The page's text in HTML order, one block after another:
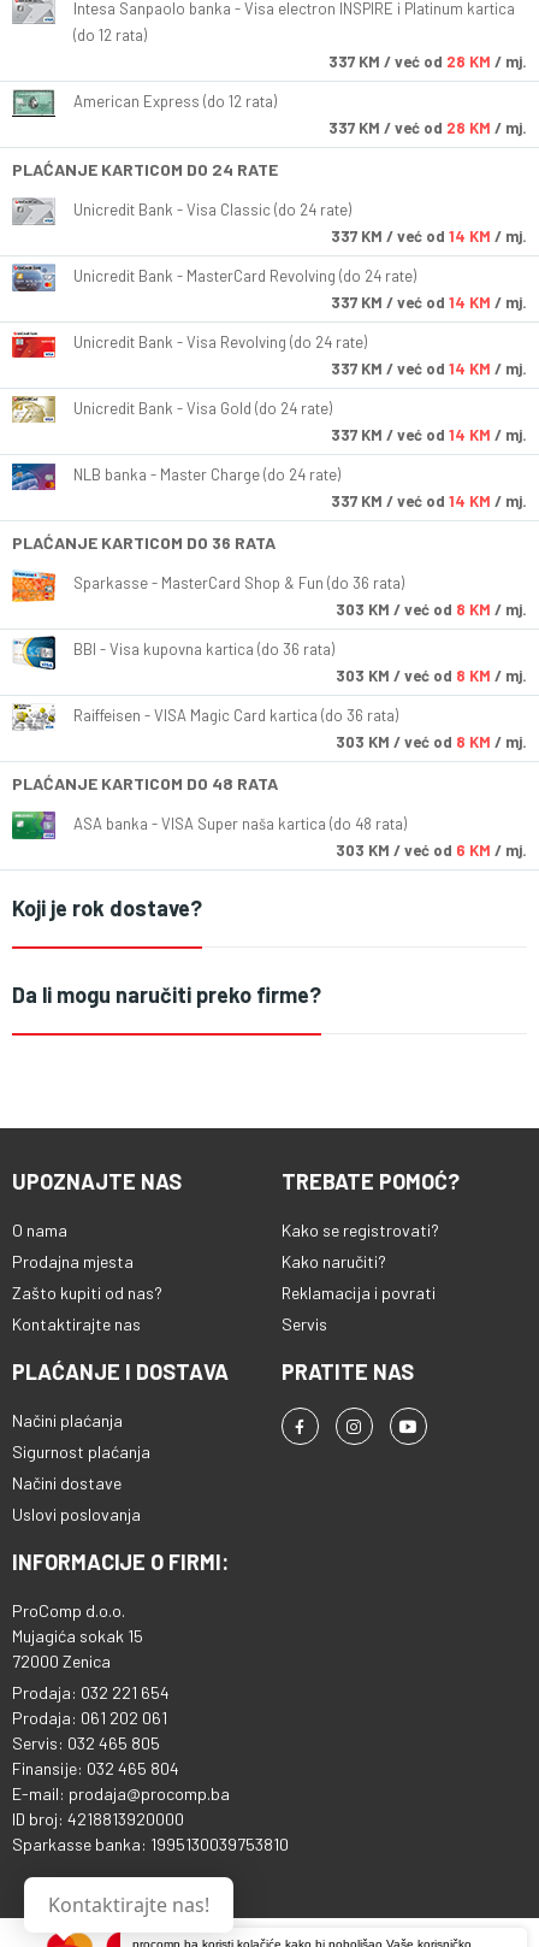
procomp.ba koristi kolačiće kako bi poboljšao Vaše korisničko
Intesa Sanpaolo banka - Visa electron INSPIRE i Platinum kartica
(do 12 rata)
337 KM / već od 28 KM / mj.
American Express (do 12 rata)
337 KM / već od 28 KM / mj.
PLAĆANJE KARTICOM DO 24 RATE
Unicredit Bank - Visa Classic (do 24 rate)
337 KM / već od 14 KM / mj.
Unicredit Bank - MasterCard Revolving (do 24 rate)
337 KM / već od 14 KM / mj.
Unicredit Bank - Visa Revolving (do 24 rate)
337 KM / već od 14 KM / mj.
Unicredit Bank - Visa Gold (do 24 rate)
337 KM / već od 14 KM / mj.
NLB banka - Master Charge (do 24 rate)
337 KM / već od 14 KM / mj.
PLAĆANJE KARTICOM DO 36 RATA
Sparkasse - MasterCard Shop & Fun (do 36 rata)
303 KM / već od 8 KM / mj.
BBI - Visa kupovna kartica (do 36 rata)
303 KM / već od 8 KM / mj.
Raiffeisen - VISA Magic Card kartica (do 36 rata)
303 KM / već od 8 KM / mj.
PLAĆANJE KARTICOM DO 48 RATA
ASA banka - VISA Super naša kartica (do 48 rata)
303 KM / već od 6 KM / mj.
Koji je rok dostave?
Da li mogu naručiti preko firme?
UPOZNAJTE NAS
O nama
Prodajna mjesta
Zašto kupiti od nas?
Kontaktirajte nas
TREBATE POMOĆ?
Kako se registrovati?
Kako naručiti?
Reklamacija i povrati
Servis
PLAĆANJE I DOSTAVA
Načini plaćanja
Sigurnost plaćanja
Načini dostave
Uslovi poslovanja
PRATITE NAS
INFORMACIJE O FIRMI:
ProComp d.o.o.
Mujagića sokak 15
72000 Zenica
Prodaja: 032 221 654
Prodaja: 061 202 061
Servis: 032 465 805
Finansije: 032 465 804
E-mail: prodaja@procomp.ba
ID broj: 4218813920000
Sparkasse banka: 1995130039753810
Kontaktirajte nas!